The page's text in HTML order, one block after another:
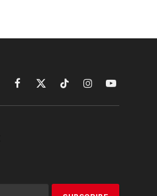
Facebook
X
TikTokInstagramYouTube